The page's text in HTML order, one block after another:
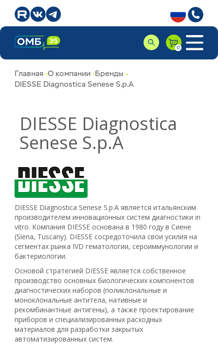
Главная О компании Бренды
DIESSE Diagnostica Senese S.p.A
DIESSE Diagnostica
Senese S.p.A
DIESSE Diagnostica Senese S.p.A является итальянским
производителем инновационных систем диагностики in
vitro. Компания DIESSE основана в 1980 году в Сиене
(Siena, Tuscany). DIESSE сосредоточила свои усилия на
сегментах рынка IVD гематологии, сероиммунологии и
бактериологии.
Основой стратегией DIESSE является собственное
производство основных биологических компонентов
диагностических наборов (поликлональные и
моноклональные антитела, нативные и
рекомбинантные антигены), а также проектирование
приборов и специализированных расходных
материалов для разработки закрытых
автоматизированных систем.